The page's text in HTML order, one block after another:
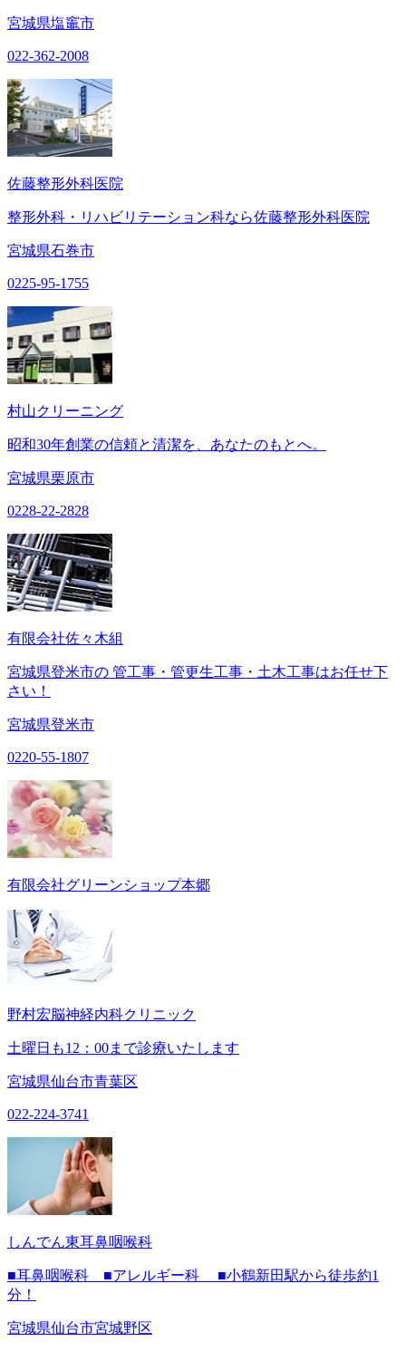
宮城県塩竈市
022-362-2008
佐藤整形外科医院
整形外科・リハビリテーション科なら佐藤整形外科医院
宮城県石巻市
0225-95-1755
村山クリーニング
昭和30年創業の信頼と清潔を、あなたのもとへ。
宮城県栗原市
0228-22-2828
有限会社佐々木組
宮城県登米市の 管工事・管更生工事・土木工事はお任せ下
さい！
宮城県登米市
0220-55-1807
有限会社グリーンショップ本郷
野村宏脳神経内科クリニック
土曜日も12：00まで診療いたします
宮城県仙台市青葉区
022-224-3741
しんでん東耳鼻咽喉科
■耳鼻咽喉科 ■アレルギー科 ■小鶴新田駅から徒歩約1
分！
宮城県仙台市宮城野区